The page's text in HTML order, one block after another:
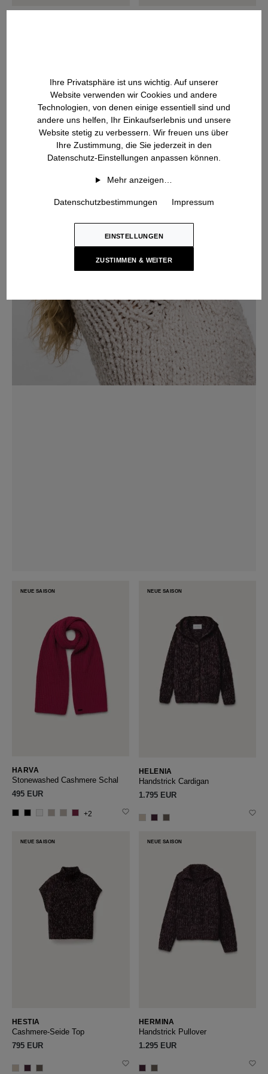
NEUE SAISON
HARVA
Stonewashed Cashmere Schal
495 EUR
+2
NEUE SAISON
HELENIA
Handstrick Cardigan
1.795 EUR
NEUE SAISON
HESTIA
Cashmere-Seide Top
795 EUR
NEUE SAISON
HERMINA
Handstrick Pullover
1.295 EUR
Ihre Privatsphäre ist uns wichtig. Auf unserer
Website verwenden wir Cookies und andere
Technologien, von denen einige essentiell sind und
andere uns helfen, Ihr Einkaufserlebnis und unsere
Website stetig zu verbessern. Wir freuen uns über
Ihre Zustimmung, die Sie jederzeit in den
Datenschutz-Einstellungen anpassen können.
Mehr anzeigen…
Datenschutzbestimmungen Impressum
EINSTELLUNGEN
ZUSTIMMEN & WEITER